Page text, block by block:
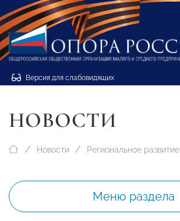
Версия для слабовидящих
НОВОСТИ
Новости Региональное развитие
Меню раздела